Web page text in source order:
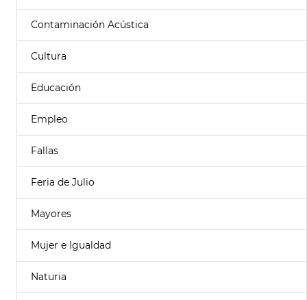
Contaminación Acústica
Cultura
Educación
Empleo
Fallas
Feria de Julio
Mayores
Mujer e Igualdad
Naturia